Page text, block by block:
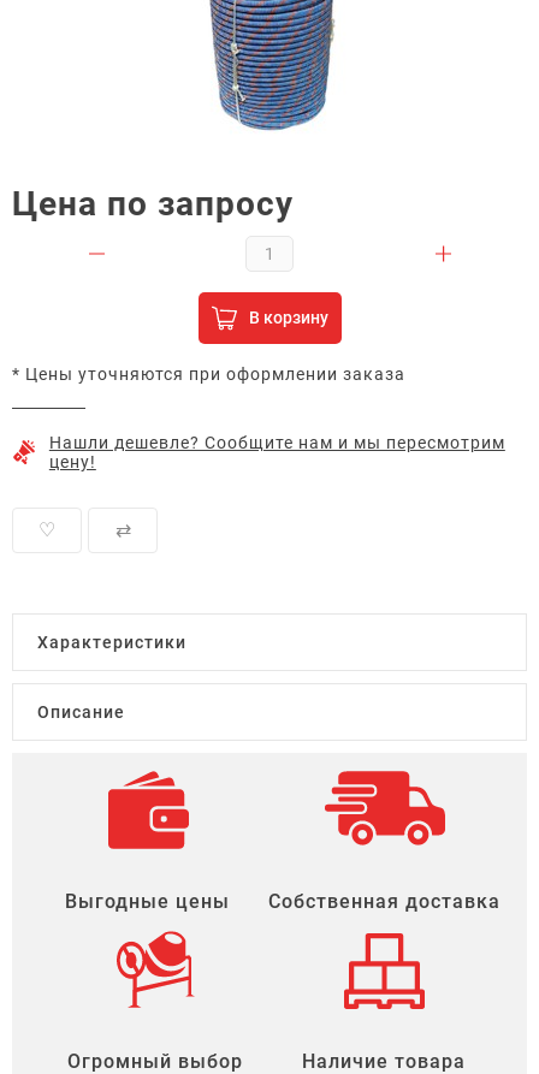
Цена по запросу
В корзину
* Цены уточняются при оформлении заказа
Нашли дешевле? Сообщите нам и мы пересмотрим
цену!
♡ ⇄
Характеристики
Описание
Выгодные цены Собственная доставка
Огромный выбор Наличие товара